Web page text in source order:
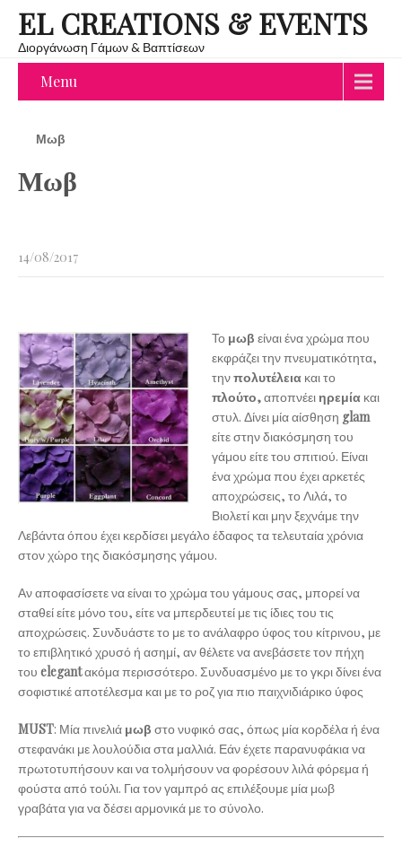
EL CREATIONS & EVENTS
Διοργάνωση Γάμων & Βαπτίσεων
Menu
Μωβ
Μωβ
14/08/2017
Το μωβ είναι ένα χρώμα που
εκφράζει την πνευματικότητα,
τηνπολυτέλεια και το
πλούτο,αποπνέειηρεμία και
στυλ. Δίνει μία αίσθηση glam
είτε στην διακόσμηση του
γάμου είτε του σπιτιού. Είναι
ένα χρώμα που έχει αρκετές
αποχρώσεις, το Λιλά, το
Βιολετί και μην ξεχνάμε την
Λεβάντα όπου έχει κερδίσει μεγάλο έδαφος τα τελευταία χρόνια
στον χώρο της διακόσμησης γάμου.
Αν αποφασίσετε να είναι το χρώμα του γάμους σας, μπορεί να
σταθεί είτε μόνο του, είτε να μπερδευτεί με τις ίδιες του τις
αποχρώσεις. Συνδυάστε το με το ανάλαφρο ύφος του κίτρινου, με
το επιβλητικό χρυσό ή ασημί, αν θέλετε να ανεβάσετε τον πήχη
του elegantακόμα περισσότερο. Συνδυασμένο με το γκρι δίνει ένα
σοφιστικέ αποτέλεσμα και με το ροζ για πιο παιχνιδιάρικο ύφος
MUST: Μία πινελιά μωβ στο νυφικό σας, όπως μία κορδέλα ή ένα
στεφανάκι με λουλούδια στα μαλλιά. Εάν έχετε παρανυφάκια να
πρωτοτυπήσουν και να τολμήσουν να φορέσουν λιλά φόρεμα ή
φούστα από τούλι. Για τον γαμπρό ας επιλέξουμε μία μωβ
γραβάτα για να δέσει αρμονικά με το σύνολο.